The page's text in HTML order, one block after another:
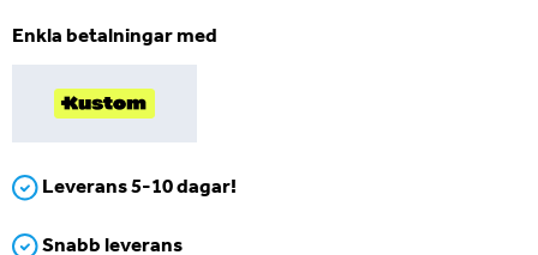
Enkla betalningar med
Leverans 5-10 dagar!
Snabb leverans